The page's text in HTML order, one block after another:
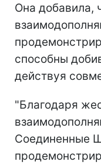
Она добавила,
способны
действуя
"Благодаря
Соединенные